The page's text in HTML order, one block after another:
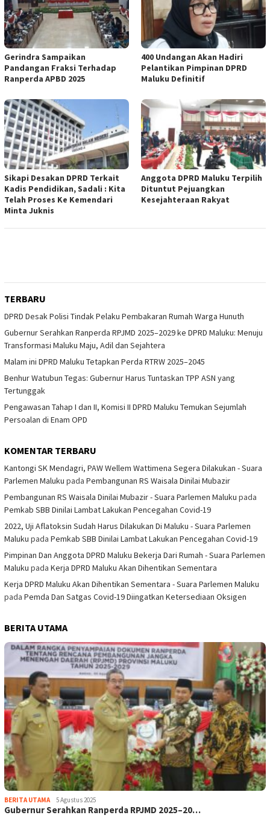
Gerindra Sampaikan
Pandangan Fraksi Terhadap
Ranperda APBD 2025
400 Undangan Akan Hadiri
Pelantikan Pimpinan DPRD
Maluku Definitif
Sikapi Desakan DPRD Terkait
Kadis Pendidikan, Sadali : Kita
Telah Proses Ke Kemendari
Minta Juknis
Anggota DPRD Maluku Terpilih
Dituntut Pejuangkan
Kesejahteraan Rakyat
TERBARU
DPRD Desak Polisi Tindak Pelaku Pembakaran Rumah Warga Hunuth
Gubernur Serahkan Ranperda RPJMD 2025–2029 ke DPRD Maluku: Menuju
Transformasi Maluku Maju, Adil dan Sejahtera
Malam ini DPRD Maluku Tetapkan Perda RTRW 2025–2045
Benhur Watubun Tegas: Gubernur Harus Tuntaskan TPP ASN yang
Tertunggak
Pengawasan Tahap I dan II, Komisi II DPRD Maluku Temukan Sejumlah
Persoalan di Enam OPD
KOMENTAR TERBARU
Kantongi SK Mendagri, PAW Wellem Wattimena Segera Dilakukan - Suara
Parlemen Maluku pada Pembangunan RS Waisala Dinilai Mubazir
Pembangunan RS Waisala Dinilai Mubazir - Suara Parlemen Maluku pada
Pemkab SBB Dinilai Lambat Lakukan Pencegahan Covid-19
2022, Uji Aflatoksin Sudah Harus Dilakukan Di Maluku - Suara Parlemen
Maluku pada Pemkab SBB Dinilai Lambat Lakukan Pencegahan Covid-19
Pimpinan Dan Anggota DPRD Maluku Bekerja Dari Rumah - Suara Parlemen
Maluku pada Kerja DPRD Maluku Akan Dihentikan Sementara
Kerja DPRD Maluku Akan Dihentikan Sementara - Suara Parlemen Maluku
pada Pemda Dan Satgas Covid-19 Diingatkan Ketersediaan Oksigen
BERITA UTAMA
BERITA UTAMA 5 Agustus 2025
Gubernur Serahkan Ranperda RPJMD 2025–20…